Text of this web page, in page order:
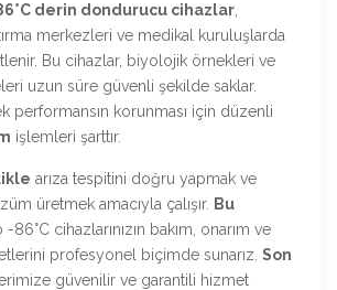
derin dondurucu cihazlar
merkezleri ve medikal kuruluşlarda
Bu cihazlar, biyolojik örnekleri ve
uzun süre güvenli şekilde saklar.
performansın korunması için düzenli
işlemleri şarttır.
arıza tespitini doğru yapmak ve
üretmek amacıyla çalışır. Bu
-86°C cihazlarınızın bakım, onarım ve
profesyonel biçimde sunarız. Son
güvenilir ve garantili hizmet